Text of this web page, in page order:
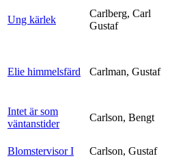
Ung kärlek
Carlberg, Carl
Gustaf
Elie himmelsfärd Carlman, Gustaf
Intet är som
väntanstider
Carlson, Bengt
Blomstervisor I
Carlson, Gustaf